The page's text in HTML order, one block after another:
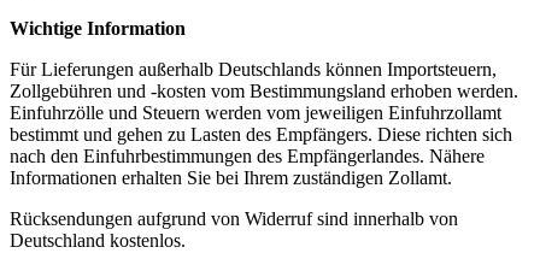
Wichtige Information
Für Lieferungen außerhalb Deutschlands können Importsteuern,
Zollgebühren und -kosten vom Bestimmungsland erhoben werden.
Einfuhrzölle und Steuern werden vom jeweiligen Einfuhrzollamt
bestimmt und gehen zu Lasten des Empfängers. Diese richten sich
nach den Einfuhrbestimmungen des Empfängerlandes. Nähere
Informationen erhalten Sie bei Ihrem zuständigen Zollamt.
Rücksendungen aufgrund von Widerruf sind innerhalb von
Deutschland kostenlos.